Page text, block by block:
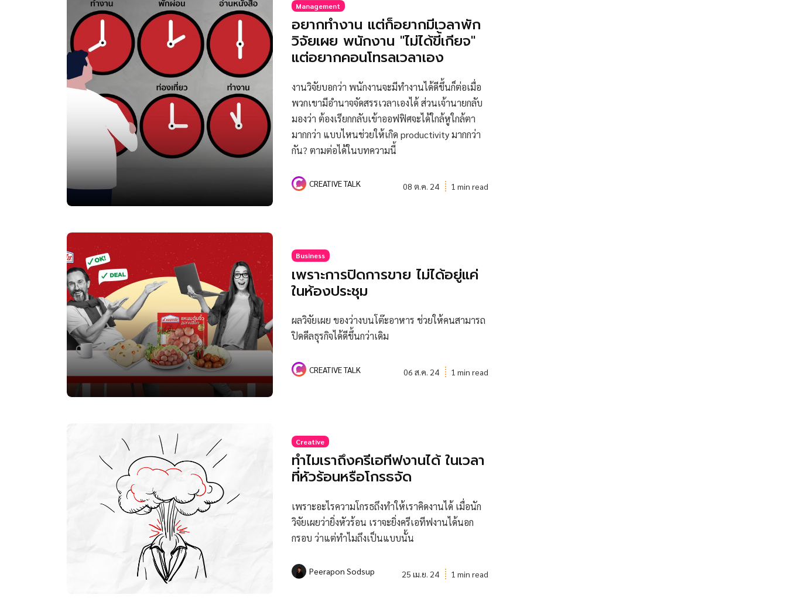
Management
อยากทำงาน แต่ก็อยากมีเวลาพัก
วิจัยเผย พนักงาน "ไม่ได้ขี้เกียจ"
แต่อยากคอนโทรลเวลาเอง
งานวิจัยบอกว่า พนักงานจะมีทำงานได้ดีขึ้นก็ต่อเมื่อ
พวกเขามีอำนาจจัดสรรเวลาเองได้ ส่วนเจ้านายกลับ
มองว่า ต้องเรียกกลับเข้าออฟฟิศจะได้ใกล้หูใกล้ตา
มากกว่า แบบไหนช่วยให้เกิด productivity มากกว่า
กัน? ตามต่อได้ในบทความนี้
CREATIVE TALK 08 ต.ค. 24 1 min read
Business
เพราะการปิดการขาย ไม่ได้อยู่แค่
ในห้องประชุม
ผลวิจัยเผย ของว่างบนโต๊ะอาหาร ช่วยให้คนสามารถ
ปิดดีลธุรกิจได้ดีขึ้นกว่าเดิม
CREATIVE TALK 06 ส.ค. 24 1 min read
Creative
ทำไมเราถึงครีเอทีฟงานได้ ในเวลา
ที่หัวร้อนหรือโกรธจัด
เพราะอะไรความโกรธถึงทำให้เราคิดงานได้ เมื่อนัก
วิจัยเผยว่ายิ่งหัวร้อน เราจะยิ่งครีเอทีฟงานได้นอก
กรอบ ว่าแต่ทำไมถึงเป็นแบบนั้น
Peerapon Sodsup 25 เม.ย. 24 1 min read